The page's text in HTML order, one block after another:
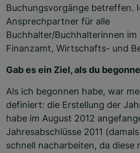
Buchungsvorgänge betreffen.
Ansprechpartner für alle
Buchhalter/Buchhalterinnen im
Finanzamt, Wirtschafts- und
Gab es ein Ziel, als du
Als ich begonnen habe, war
definiert: die Erstellung der
habe im August 2012
Jahresabschlüsse 2011
schnell nacharbeiten, da diese